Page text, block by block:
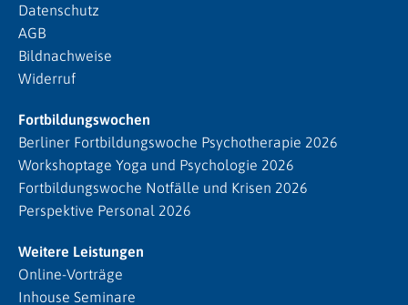
Datenschutz
AGB
Bildnachweise
Widerruf
Fortbildungswochen
Berliner Fortbildungswoche Psychotherapie 2026
Workshoptage Yoga und Psychologie 2026
Fortbildungswoche Notfälle und Krisen 2026
Perspektive Personal 2026
Weitere Leistungen
Online-Vorträge
Inhouse Seminare